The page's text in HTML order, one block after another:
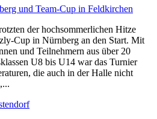
und Team-Cup in Feldkirchen
der hochsommerlichen Hitze
Cup in Nürnberg an den Start. Mit
und Teilnehmern aus über 20
U8 bis U14 war das Turnier
die auch in der Halle nicht